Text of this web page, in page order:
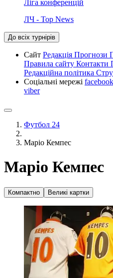
Ліга конференцій
ЛЧ - Top News
До всіх турнірів
Сайт Редакція Прогнози
Правила сайту Контакти
Редакційна політика
Соціальні мережі facebook
viber
Футбол 24
Маріо Кемпес
Маріо Кемпес
Компактно Великі картки